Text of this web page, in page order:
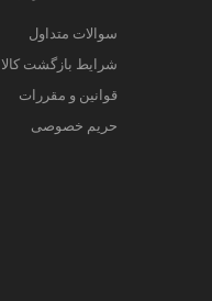
سوالات متداول
شرایط بازگشت کالا
قوانین و مقررات
حریم خصوصی